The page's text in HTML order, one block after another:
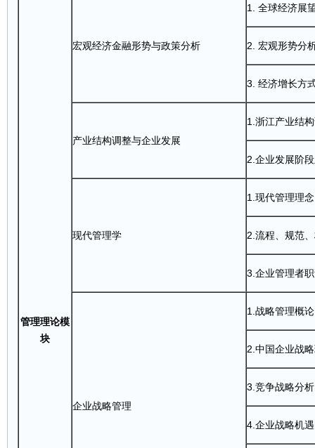
管理理论模
块
宏观经济金融形势与政策分析
1. 全球经济展
2. 宏观形势分
3. 经济增长方
产业结构调整与企业发展
1.浙江产业结
2.企业发展阶
现代管理学
1.现代管理理念
2.流程、规范
3.企业管理者
企业战略管理
1.战略管理概论
2.中国企业战
3.竞争战略分析
4.企业战略机